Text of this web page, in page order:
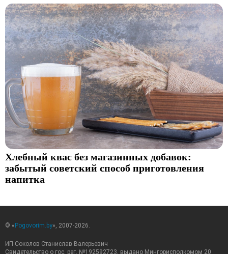
Хлебный квас без магазинных добавок:
забытый советский способ приготовления
напитка
© « Pogovorim.by», 2007-2026.
ИП Соколов Станислав Валерьевич
Свидетельство о гос. рег. №192592723, выдано Мингорисполкомом 20